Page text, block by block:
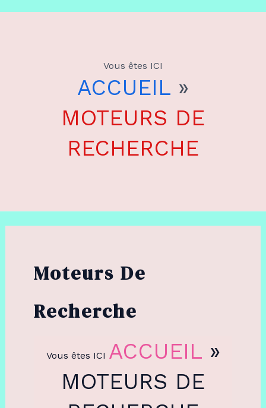
Aller
Vous êtes ICI
ACCUEIL »
MOTEURS DE
RECHERCHE
Moteurs De
Recherche
Vous êtes ICI ACCUEIL»
MOTEURS DE